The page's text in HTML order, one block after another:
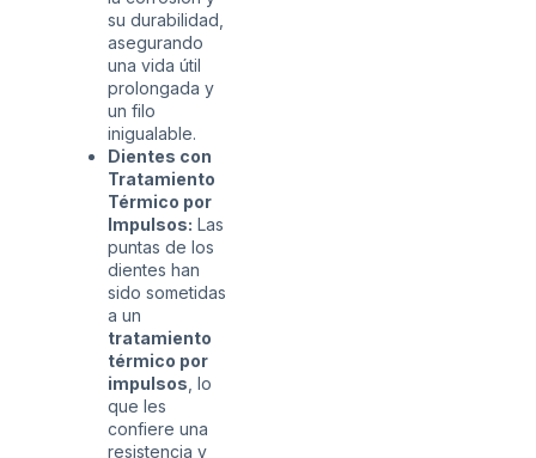
su durabilidad,
asegurando
una vida útil
prolongada y
un filo
inigualable.
Dientes con
Tratamiento
Térmico por
Impulsos: Las
puntas de los
dientes han
sido sometidas
a un
tratamiento
térmico por
impulsos , lo
que les
confiere una
resistencia y